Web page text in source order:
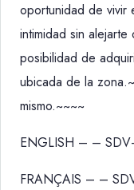
oportunidad de vivir
intimidad sin
posibilidad de
ubicada de la
mismo.~~~~
ENGLISH – –
FRANÇAIS – –